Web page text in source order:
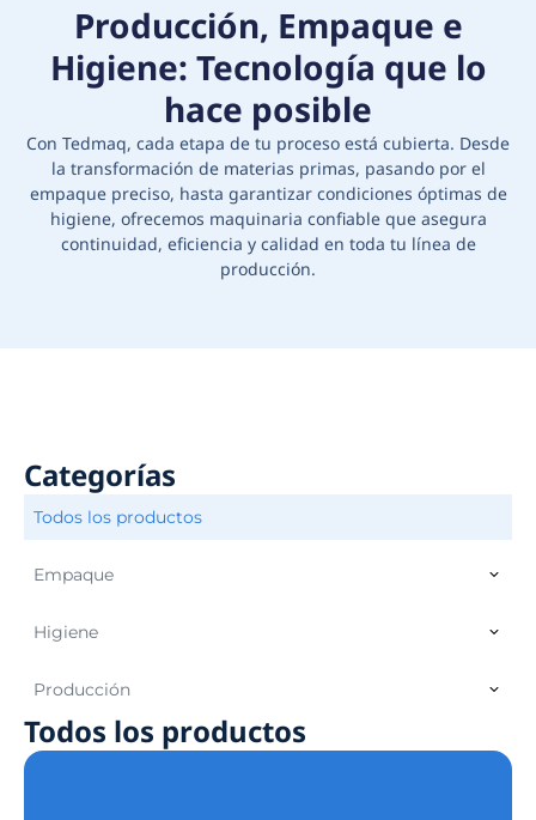
Producción, Empaque e
Higiene: Tecnología que lo
hace posible
Con Tedmaq, cada etapa de tu proceso está cubierta. Desde
la transformación de materias primas, pasando por el
empaque preciso, hasta garantizar condiciones óptimas de
higiene, ofrecemos maquinaria confiable que asegura
continuidad, eficiencia y calidad en toda tu línea de
producción.
Categorías
Empaque
Higiene
Producción
Todos los productos
Todos los productos